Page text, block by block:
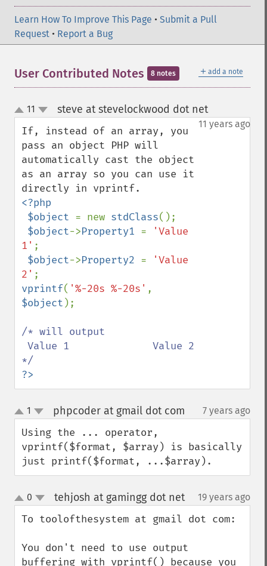
Learn How To Improve This Page • Submit a Pull
Request • Report a Bug
＋ add a note
User Contributed Notes 8 notes
up
down
11 steve at stevelockwood dot net¶
11 years ago
If, instead of an array, you
pass an object PHP will
automatically cast the object
as an array so you can use it
<?php
$object = new stdClass();
$object->Property1 =
'Value
1' ;
$object->Property2 =
'Value
2'
vprintf( '%-20s %-20s'
$object );
/* will output
?>
up
down
1 phpcoder at gmail dot com 7 years ago
Using the ... operator,
vprintf($format, $array) is basically
just printf($format, ...$array).
up
down
0 tehjosh at gamingg dot net¶ 19 years ago
To toolofthesystem at gmail dot com:
You don't need to use output
buffering with vprintf() because you